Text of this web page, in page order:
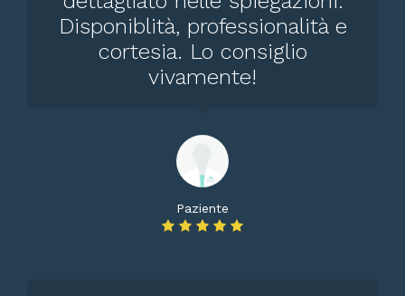
Disponiblità, professionalità e
cortesia. Lo consiglio
vivamente!
Paziente